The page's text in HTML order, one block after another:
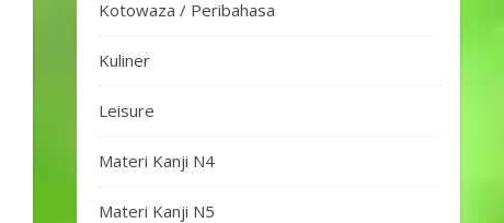
Kotowaza / Peribahasa
Kuliner
Leisure
Materi Kanji N4
Materi Kanji N5